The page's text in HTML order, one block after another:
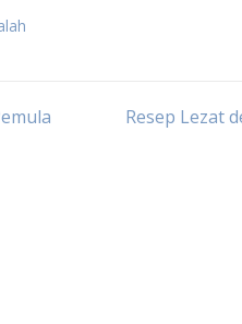
Resep Lezat